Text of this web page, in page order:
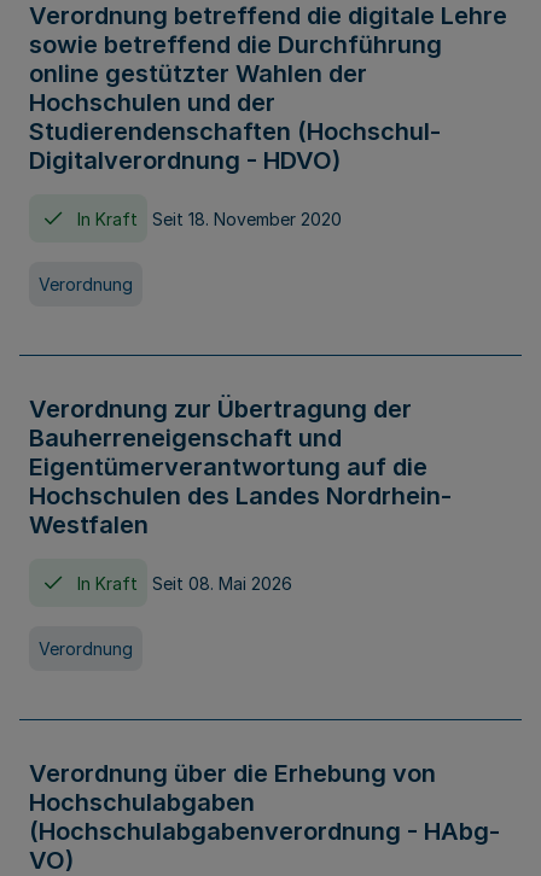
Verordnung betreffend die digitale Lehre
sowie betreffend die Durchführung
online gestützter Wahlen der
Hochschulen und der
Studierendenschaften (Hochschul-
Digitalverordnung - HDVO)
In Kraft Seit 18. November 2020
Verordnung
Verordnung zur Übertragung der
Bauherreneigenschaft und
Eigentümerverantwortung auf die
Hochschulen des Landes Nordrhein-
Westfalen
In Kraft Seit 08. Mai 2026
Verordnung
Verordnung über die Erhebung von
Hochschulabgaben
(Hochschulabgabenverordnung - HAbg-
VO)